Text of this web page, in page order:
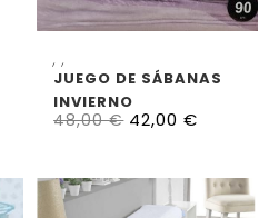
,,
JUEGO DE SÁBANAS
INVIERNO
48,00€ 42,00€